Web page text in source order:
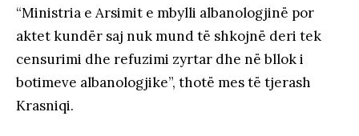
“Ministria e Arsimit e mbylli albanologjinë por
aktet kundër saj nuk mund të shkojnë deri tek
censurimi dhe refuzimi zyrtar dhe në bllok i
botimeve albanologjike”, thotë mes të tjerash
Krasniqi.